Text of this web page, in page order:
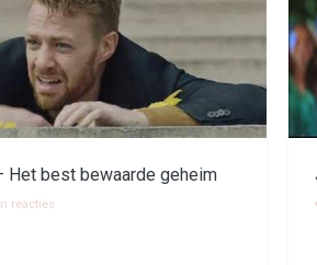
Het best bewaarde geheim
reacties